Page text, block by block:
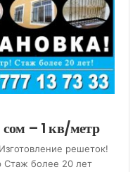
– 1 кв/метр
решеток!
Стаж более 20 лет